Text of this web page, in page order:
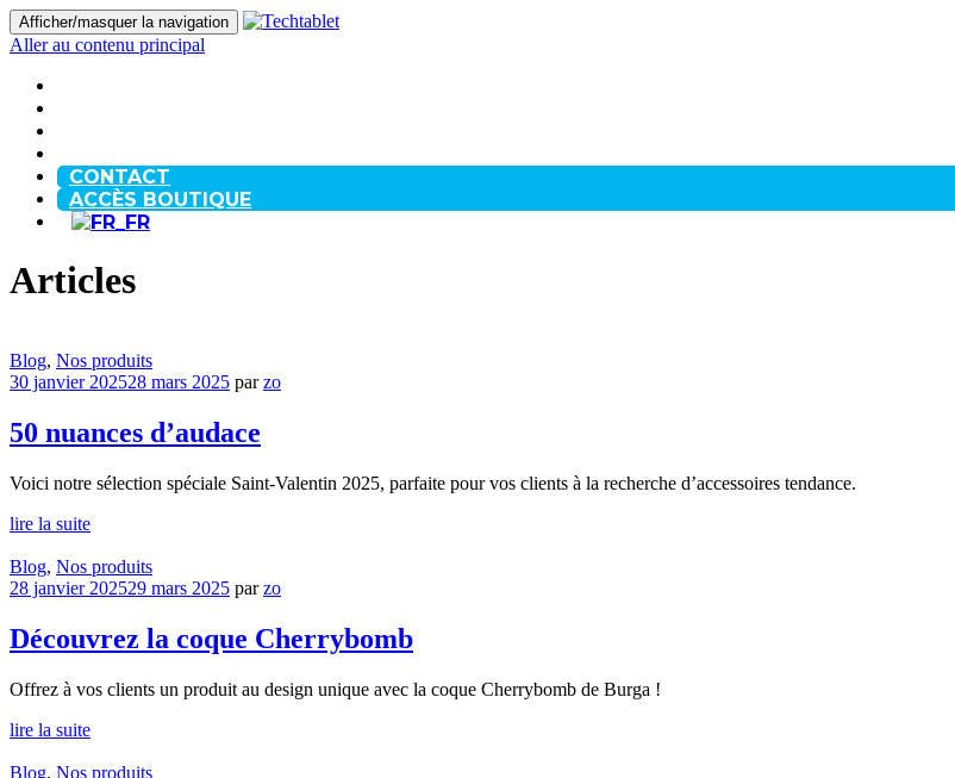
Afficher/masquer la navigation
Aller au contenu principal
CONTACT
ACCÈS BOUTIQUE
Articles
Blog, Nos produits
30 janvier 202528 mars 2025 parzo
50 nuances d’audace
Voici notre sélection spéciale Saint-Valentin 2025, parfaite pour vos clients à la recherche d’accessoires tendance.
lire la suite
Blog, Nos produits
28 janvier 202529 mars 2025 parzo
Découvrez la coque Cherrybomb
Offrez à vos clients un produit au design unique avec la coque Cherrybomb de Burga !
lire la suite
Blog, Nos produits